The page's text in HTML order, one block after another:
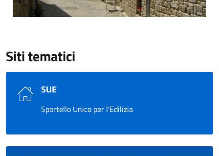
Siti tematici
SUE
Sportello Unico per l'Edilizia